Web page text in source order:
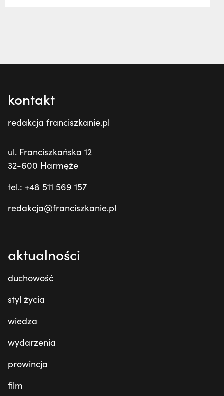
kontakt
redakcja franciszkanie.pl
ul. Franciszkańska 12
32-600 Harmęże
tel.: +48 511 569 157
redakcja@franciszkanie.pl
aktualności
duchowość
styl życia
wiedza
wydarzenia
prowincja
film